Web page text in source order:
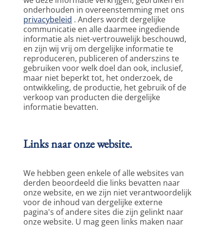
privacybeleid . Anders wordt dergelijke
communicatie en alle daarmee ingediende
informatie als niet-vertrouwelijk beschouwd,
en zijn wij vrij om dergelijke informatie te
reproduceren, publiceren of anderszins te
gebruiken voor welk doel dan ook, inclusief,
maar niet beperkt tot, het onderzoek, de
ontwikkeling, de productie, het gebruik of de
verkoop van producten die dergelijke
informatie bevatten.
Links naar onze website.
We hebben geen enkele of alle websites van
derden beoordeeld die links bevatten naar
onze website, en we zijn niet verantwoordelijk
voor de inhoud van dergelijke externe
pagina's of andere sites die zijn gelinkt naar
onze website. U mag geen links maken naar